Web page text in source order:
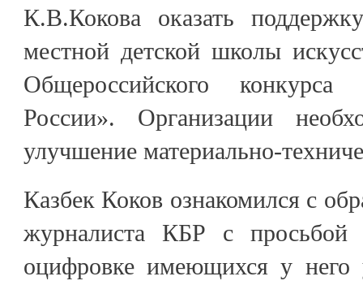
К.В.Кокова оказать
местной детской школы
Общероссийского
России». Организации
улучшение материально-
Казбек Коков ознакомился с
журналиста КБР с просьбой
оцифровке имеющихся у него